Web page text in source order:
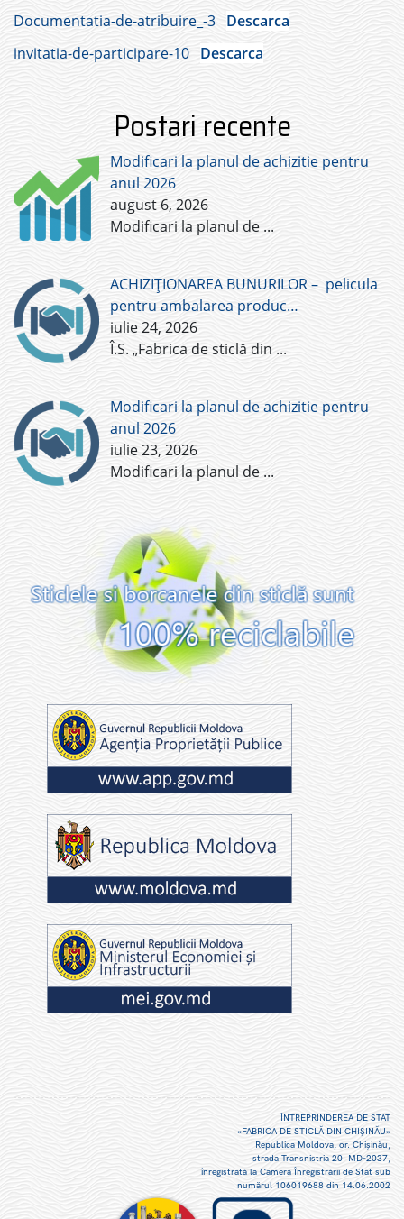
Documentatia-de-atribuire_-3 Descarca
invitatia-de-participare-10 Descarca
Postari recente
Modificari la planul de achizitie pentru
anul 2026
august 6, 2026
Modificari la planul de ...
ACHIZIȚIONAREA BUNURILOR – pelicula
pentru ambalarea produc…
iulie 24, 2026
Î.S. „Fabrica de sticlă din ...
Modificari la planul de achizitie pentru
anul 2026
iulie 23, 2026
Modificari la planul de ...
ÎNTREPRINDEREA DE STAT
«FABRICA DE STICLĂ DIN CHIŞINĂU»
Republica Moldova, or. Chişinău,
strada Transnistria 20. MD-2037,
înregistrată la Camera Înregistrării de Stat sub
numărul 106019688 din 14.06.2002